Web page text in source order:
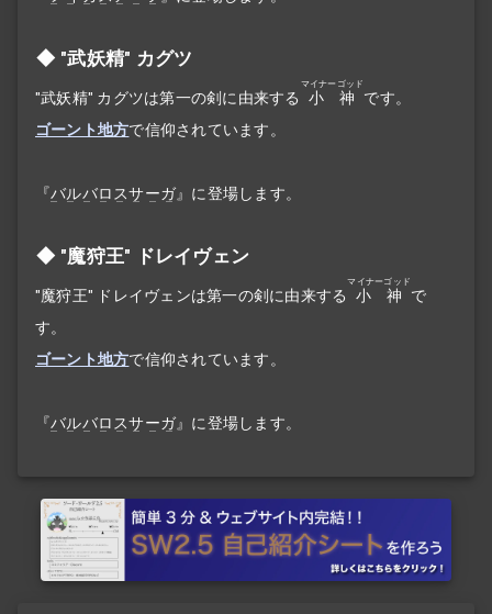
"武妖精" カグツ
"武妖精" カグツは第一の剣に由来する 小神
マイナーゴッド
です。
ゴーント地方で信仰されています。
『バルバロスサーガ』に登場します。
"魔狩王" ドレイヴェン
"魔狩王" ドレイヴェンは第一の剣に由来する 小神
マイナーゴッド
で
す。
ゴーント地方で信仰されています。
『バルバロスサーガ』に登場します。